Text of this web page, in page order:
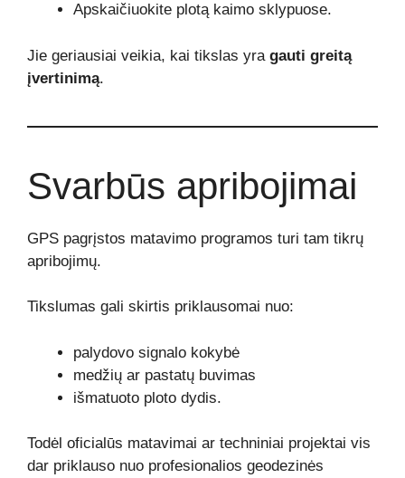
Apskaičiuokite plotą kaimo sklypuose.
Jie geriausiai veikia, kai tikslas yra gauti greitą
įvertinimą.
Svarbūs apribojimai
GPS pagrįstos matavimo programos turi tam tikrų
apribojimų.
Tikslumas gali skirtis priklausomai nuo:
palydovo signalo kokybė
medžių ar pastatų buvimas
išmatuoto ploto dydis.
Todėl oficialūs matavimai ar techniniai projektai vis
dar priklauso nuo profesionalios geodezinės